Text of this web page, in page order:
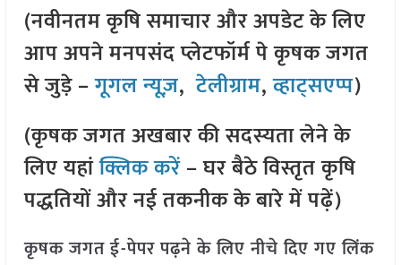
(नवीनतम कृषि समाचार और अपडेट के लिए
आप अपने मनपसंद प्लेटफॉर्म पे कृषक जगत
से जुड़े –गूगल न्यूज़,टेलीग्राम,व्हाट्सएप्प)
(कृषक जगत अखबार की सदस्यता लेने के
लिए यहांक्लिक करें– घर बैठे विस्तृत कृषि
पद्धतियों और नई तकनीक के बारे में पढ़ें)
कृषक जगत ई-पेपर पढ़ने के लिए नीचे दिए गए लिंक